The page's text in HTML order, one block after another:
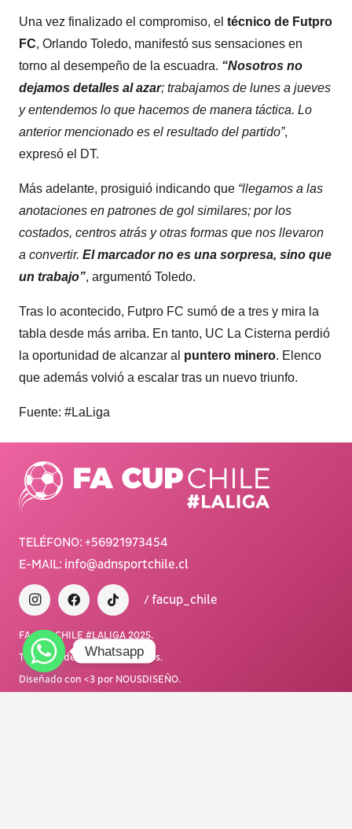
Una vez finalizado el compromiso, el técnico de Futpro
FC, Orlando Toledo, manifestó sus sensaciones en
torno al desempeño de la escuadra. “Nosotros no
dejamos detalles al azar; trabajamos de lunes a jueves
y entendemos lo que hacemos de manera táctica. Lo
anterior mencionado es el resultado del partido”,
expresó el DT.
Más adelante, prosiguió indicando que “llegamos a las
anotaciones en patrones de gol similares; por los
costados, centros atrás y otras formas que nos llevaron
a convertir. El marcador no es una sorpresa, sino que
un trabajo”, argumentó Toledo.
Tras lo acontecido, Futpro FC sumó de a tres y mira la
tabla desde más arriba. En tanto, UC La Cisterna perdió
la oportunidad de alcanzar al puntero minero. Elenco
que además volvió a escalar tras un nuevo triunfo.
Fuente: #LaLiga
TELÉFONO: +56921973454
E-MAIL: info@adnsportchile.cl
/ facup_chile
FA CUP CHILE #LALIGA 2025.
Todos los derechos reservados.
Diseñado con <3 por NOUSDISEÑO.
Whatsapp